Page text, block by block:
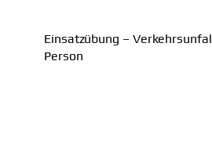
Einsatzübung –
Person